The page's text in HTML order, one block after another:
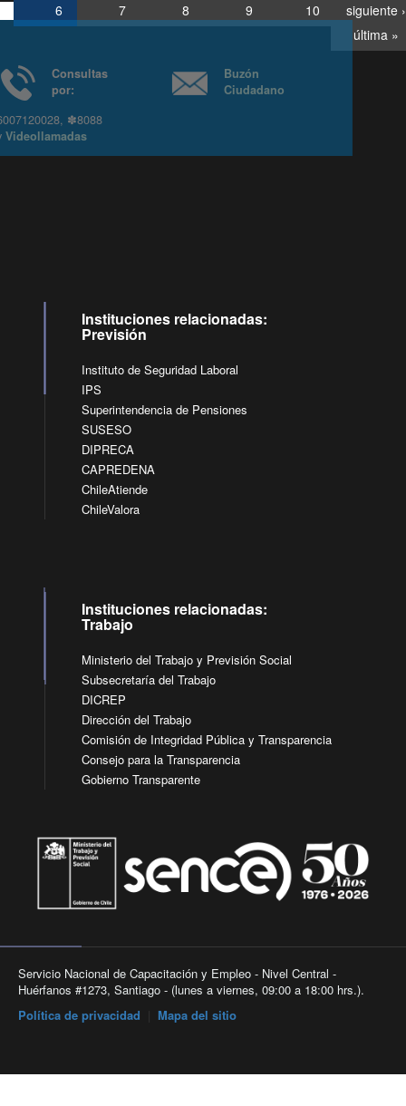
6
7 8 9 10
siguiente ›
última »
Consultas
6007120028, ✽8088
yVideollamadas
Ciudadano
Instituciones relacionadas:
Previsión
Instituto de Seguridad Laboral
IPS
Superintendencia de Pensiones
SUSESO
DIPRECA
CAPREDENA
ChileAtiende
ChileValora
Instituciones relacionadas:
Trabajo
Ministerio del Trabajo y Previsión Social
Subsecretaría del Trabajo
DICREP
Dirección del Trabajo
Comisión de Integridad Pública y Transparencia
Consejo para la Transparencia
Gobierno Transparente
Servicio Nacional de Capacitación y Empleo - Nivel Central -
Huérfanos #1273, Santiago - (lunes a viernes, 09:00 a 18:00 hrs.).
Política de privacidad
Mapa del sitio